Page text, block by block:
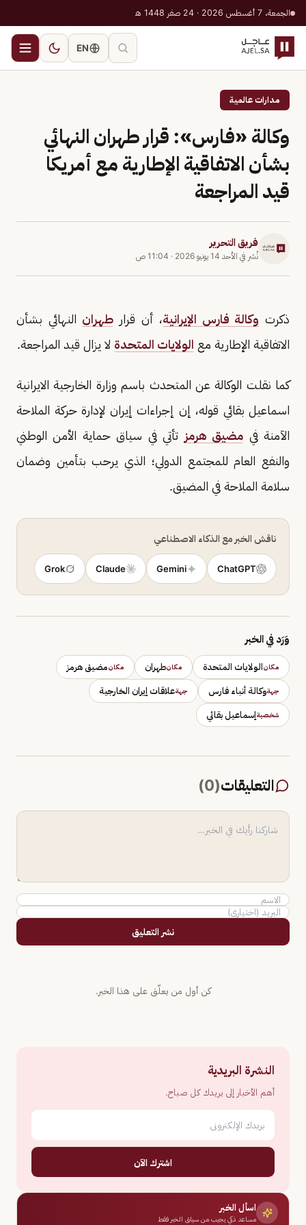
الجمعة، 7 أغسطس 2026 · 24 صفر 1448 هـ
EN
مدارات عالمية
وكالة «فارس»: قرار طهران النهائي
بشأن الاتفاقية الإطارية مع أمريكا
قيد المراجعة
فريق التحرير
نُشر في الأحد 14 يونيو 2026 · 11:04 ص
ذكرت وكالة فارس الإيرانية، أن قرار طهران النهائي بشأن
الاتفاقية الإطارية مع الولايات المتحدة لا يزال قيد المراجعة.
كما نقلت الوكالة عن المتحدث باسم وزارة الخارجية الايرانية
اسماعيل بقائي قوله، إن إجراءات إيران لإدارة حركة الملاحة
الآمنة في مضيق هرمز تأتي في سياق حماية الأمن الوطني
والنفع العام للمجتمع الدولي؛ الذي يرحب بتأمين وضمان
سلامة الملاحة في المضيق.
ناقش الخبر مع الذكاء الاصطناعي
ChatGPT
Gemini
Claude
Grok
وَرَد في الخبر
مكانالولايات المتحدة مكانطهران مكانمضيق هرمز
جهةوكالة أنباء فارس جهةعلاقات إيران الخارجية
شخصيةإسماعيل بقائي
التعليقات(
0
)
نشر التعليق
كن أول من يعلّق على هذا الخبر.
النشرة البريدية
أهم الأخبار إلى بريدك كل صباح.
اشترك الآن
اسأل الخبر
مساعد ذكي يجيب من سياق الخبر فقط